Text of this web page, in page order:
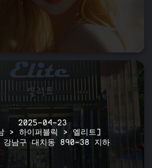
2025-04-23
> 하이퍼블릭 > 엘리트]
강남구 대치동 890-38 지하